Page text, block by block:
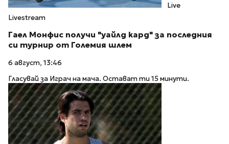
Live
Livestream
Гаел Монфис получи "уайлд кард" за последния
си турнир от Големия шлем
6 август, 13:46
Гласувай за Играч на мача. Остават ти 15 минути.